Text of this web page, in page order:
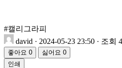
#캘리그라피
david · 2024-05-23 23:50 · 조회
좋아요 0 싫어요 0
인쇄